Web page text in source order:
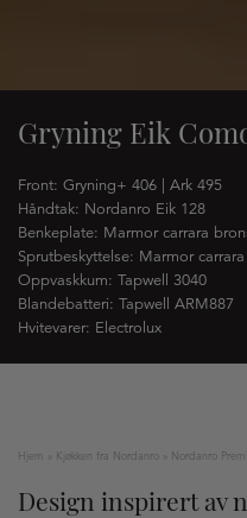
Gryning Eik
Front: Gryning+ 406 | Ark 495
Håndtak: Nordanro Eik 128
Benkeplate: Marmor carrara
Sprutbeskyttelse: Marmor
Oppvaskkum: Tapwell 3040
Blandebatteri: Tapwell ARM887
Hvitevarer: Electrolux
Hjem Kjøkken fra Nordanro Nordanro
Design inspirert av